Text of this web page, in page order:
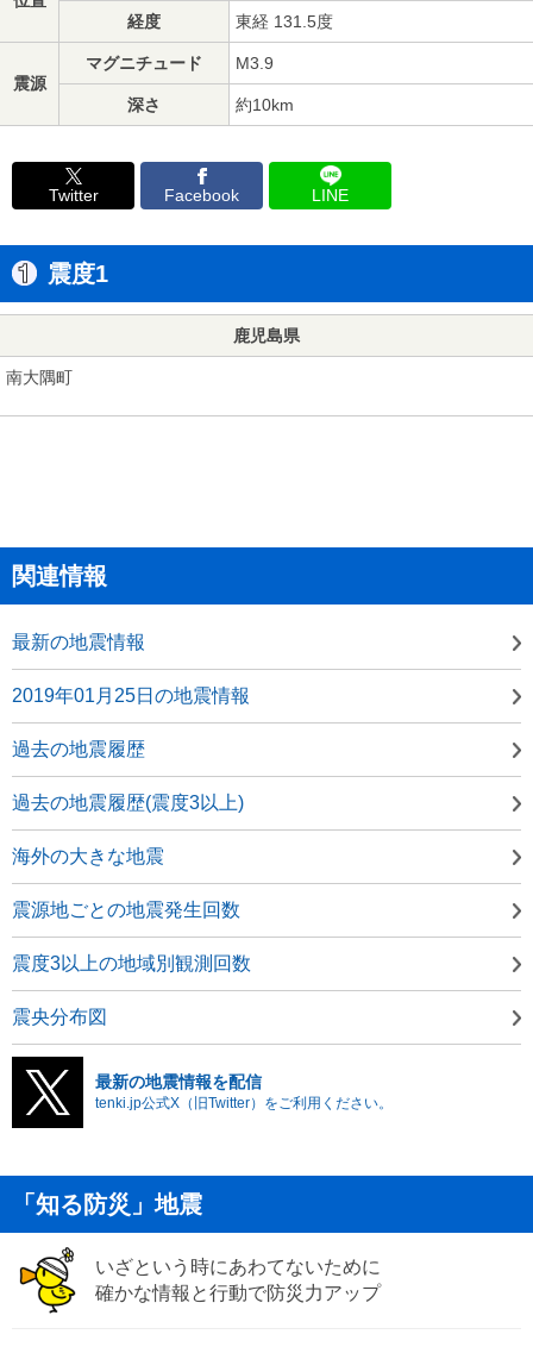
経度 東経 131.5度
震源
マグニチュード M3.9
深さ 約10km
Twitter Facebook LINE
震度1
鹿児島県
南大隅町
関連情報
最新の地震情報
2019年01月25日の地震情報
過去の地震履歴
過去の地震履歴(震度3以上)
海外の大きな地震
震源地ごとの地震発生回数
震度3以上の地域別観測回数
震央分布図
最新の地震情報を配信
tenki.jp公式X（旧Twitter）をご利用ください。
「知る防災」地震
いざという時にあわてないために
確かな情報と行動で防災力アップ